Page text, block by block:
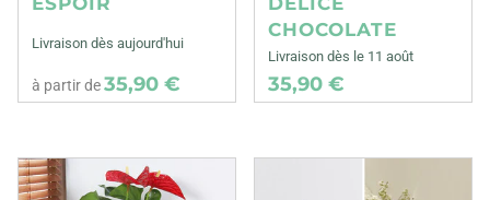
Livraison dès aujourd'hui
à partir de35,90 €
CHOCOLATE
Livraison dès le 11 août
35,90 €